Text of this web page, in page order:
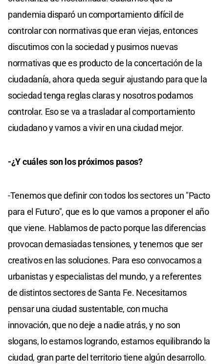
pandemia disparó un comportamiento difícil de
controlar con normativas que eran viejas, entonces
discutimos con la sociedad y pusimos nuevas
normativas que es producto de la concertación de la
ciudadanía, ahora queda seguir ajustando para que la
sociedad tenga reglas claras y nosotros podamos
controlar. Eso se va a trasladar al comportamiento
ciudadano y vamos a vivir en una ciudad mejor.
-¿Y cuáles son los próximos pasos?
-Tenemos que definir con todos los sectores un "Pacto
para el Futuro", que es lo que vamos a proponer el año
que viene. Hablamos de pacto porque las diferencias
provocan demasiadas tensiones, y tenemos que ser
creativos en las soluciones. Para eso convocamos a
urbanistas y especialistas del mundo, y a referentes
de distintos sectores de Santa Fe. Necesitamos
pensar una ciudad sustentable, con mucha
innovación, que no deje a nadie atrás, y no son
slogans, lo estamos logrando, estamos equilibrando la
ciudad, gran parte del territorio tiene algún desarrollo.